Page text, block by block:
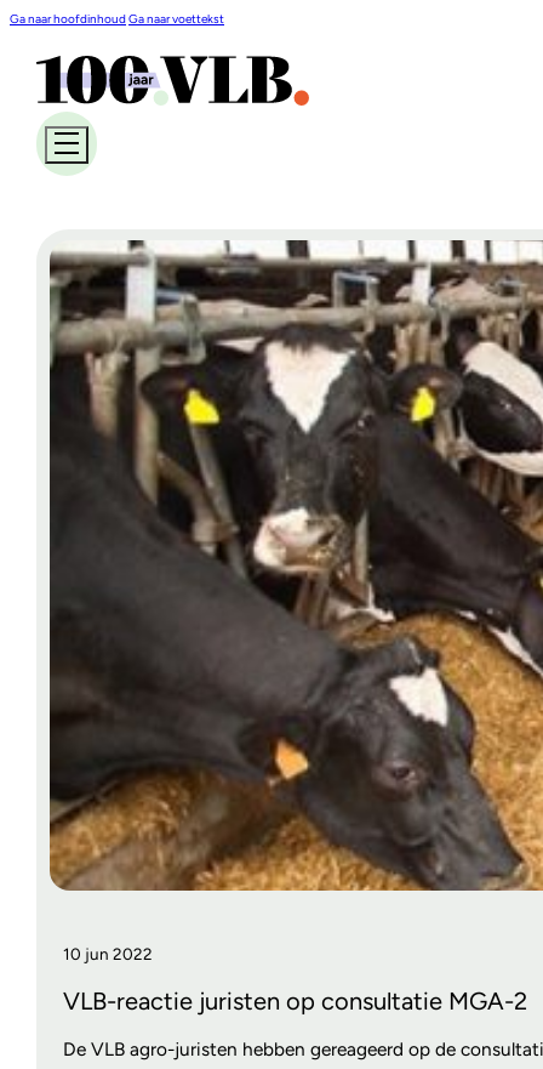
Ga naar hoofdinhoudGa naar voettekst
10 jun 2022
VLB-reactie juristen op consultatie MGA-2
De VLB agro-juristen hebben gereageerd op de